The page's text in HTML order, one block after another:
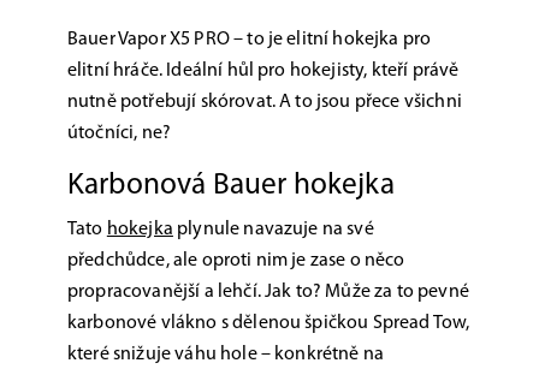
Bauer Vapor X5 PRO – to je elitní hokejka pro
elitní hráče. Ideální hůl pro hokejisty, kteří právě
nutně potřebují skórovat. A to jsou přece všichni
útočníci, ne?
Karbonová Bauer hokejka
Tato hokejka plynule navazuje na své
předchůdce, ale oproti nim je zase o něco
propracovanější a lehčí. Jak to? Může za to pevné
karbonové vlákno s dělenou špičkou Spread Tow,
které snižuje váhu hole – konkrétně na